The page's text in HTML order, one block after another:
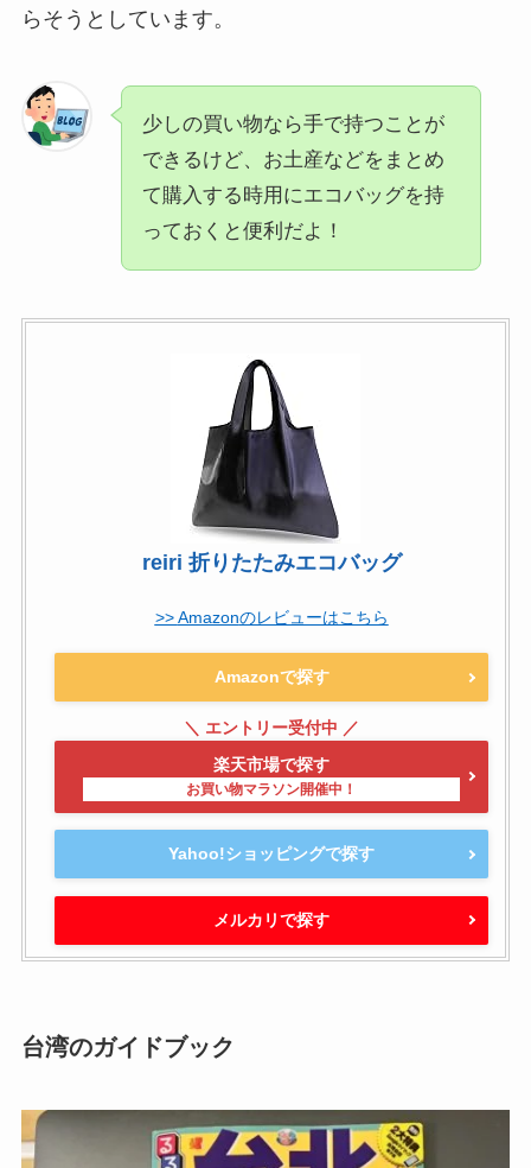
らそうとしています。
少しの買い物なら手で持つことが
できるけど、お土産などをまとめ
て購入する時用にエコバッグを持
っておくと便利だよ！
reiri 折りたたみエコバッグ
Amazon
Amazonで探す
楽天市場で探す
Yahoo!ショッピングで探す
メルカリで探す
台湾のガイドブック